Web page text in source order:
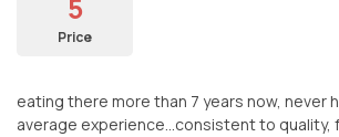
5
Price
eating there more than 7 years now, never
average experience...consistent to